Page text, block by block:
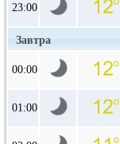
23:00
Завтра
00:00
01:00